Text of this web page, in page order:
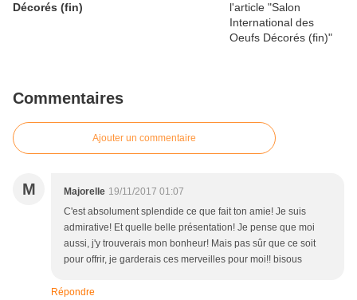
Décorés (fin)
Commentaires
Ajouter un commentaire
M Majorelle 19/11/2017 01:07
C'est absolument splendide ce que fait ton amie! Je suis
admirative! Et quelle belle présentation! Je pense que moi
aussi, j'y trouverais mon bonheur! Mais pas sûr que ce soit
pour offrir, je garderais ces merveilles pour moi!! bisous
Répondre